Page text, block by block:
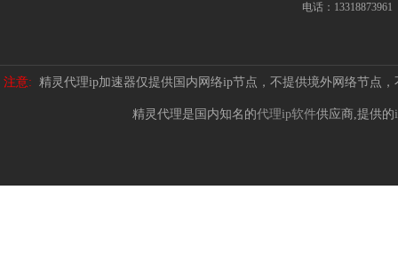
电话：13318873961
注意: 精灵代理ip加速器仅提供国内网络ip节点，不提供境外网络节点
精灵代理是国内知名的代理ip软件供应商,提供的